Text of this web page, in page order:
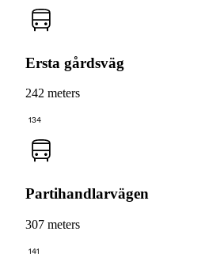
Ersta gårdsväg
242 meters
134
Partihandlarvägen
307 meters
141